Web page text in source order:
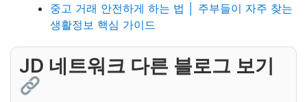
중고 거래 안전하게 하는 법 │ 주부들이 자주 찾는
생활정보 핵심 가이드
JD 네트워크 다른 블로그 보기